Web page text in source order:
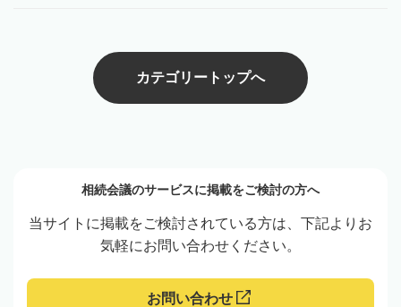
カテゴリートップへ
相続会議のサービスに掲載をご検討の方へ
当サイトに掲載をご検討されている方は、下記よりお
気軽にお問い合わせください。
お問い合わせ